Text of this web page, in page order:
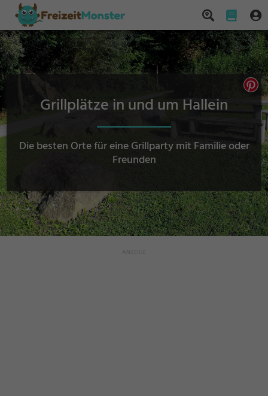
Grillplätze in und um Hallein
Die besten Orte für eine Grillparty mit Familie oder
Freunden